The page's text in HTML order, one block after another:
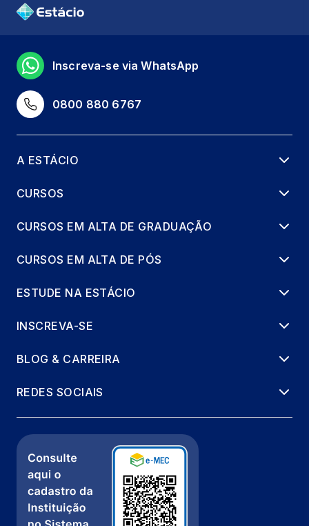
0800 880 6767
Inscreva-se via WhatsApp
A ESTÁCIO
CURSOS
CURSOS EM ALTA DE GRADUAÇÃO
CURSOS EM ALTA DE PÓS
ESTUDE NA ESTÁCIO
INSCREVA-SE
BLOG & CARREIRA
REDES SOCIAIS